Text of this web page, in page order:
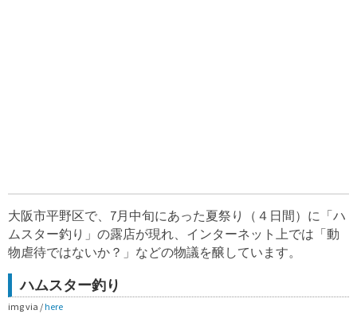
大阪市平野区で、7月中旬にあった夏祭り（４日間）に「ハ
ムスター釣り」の露店が現れ、インターネット上では「動
物虐待ではないか？」などの物議を醸しています。
ハムスター釣り
img via / here